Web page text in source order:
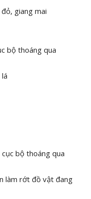
giang mai
bộ thoáng qua
bộ thoáng qua
làm rớt đồ vật đang